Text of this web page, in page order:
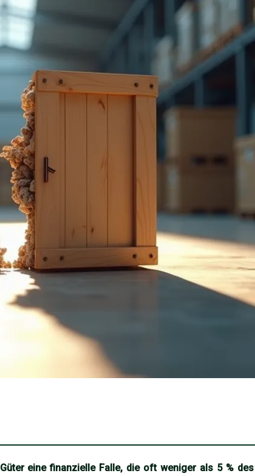
eine finanzielle Falle, die oft weniger als 5 %